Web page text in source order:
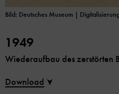
Bild: Deutsches Museum |
1949
Wiederaufbau des zerstörten
Download